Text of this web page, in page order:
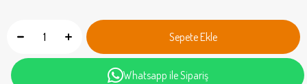
Whatsapp ile Sipariş